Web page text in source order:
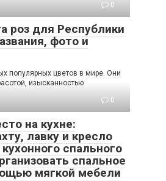
0
роз для Республики
фото и
популярных цветов в мире. Они
изысканностью
0
на кухне:
лавку и кресло
спального
спальное
мягкой мебели